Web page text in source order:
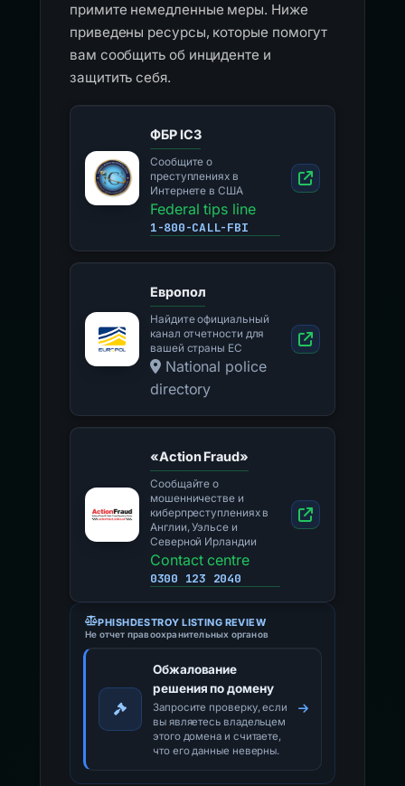
примите немедленные меры. Ниже
приведены ресурсы, которые помогут
вам сообщить об инциденте и
защитить себя.
ФБР IC3
Сообщите о
преступлениях в
Интернете в США
Federal tips line
1-800-CALL-FBI
Европол
Найдите официальный
канал отчетности для
вашей страны ЕС
National police
directory
«Action Fraud»
Сообщайте о
мошенничестве и
киберпреступлениях в
Англии, Уэльсе и
Северной Ирландии
Contact centre
0300 123 2040
PHISHDESTROY LISTING REVIEW
Не отчет правоохранительных органов
Обжалование
решения по домену
Запросите проверку, если
вы являетесь владельцем
этого домена и считаете,
что его данные неверны.